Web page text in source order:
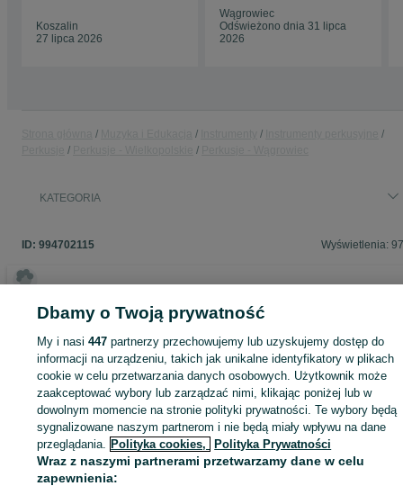
Koszalin
27 lipca 2026
Wągrowiec
Odświeżono dnia 31 lipca
2026
KATEGORIA
ID: 994702115 Wyświetlenia:
Zaloguj się lub załóż konto na OLX, aby skontaktować się z
sprzedającym
Zaloguj się / Załóż konto
Zadzwoń / SMS Wyślij wiadomość
Dbamy o Twoją prywatność
My i nasi447 partnerzy przechowujemy lub uzyskujemy dostęp do
informacji na urządzeniu, takich jak unikalne identyfikatory w plikach
cookie w celu przetwarzania danych osobowych. Użytkownik może
zaakceptować wybory lub zarządzać nimi, klikając poniżej lub w
dowolnym momencie na stronie polityki prywatności. Te wybory będą
sygnalizowane naszym partnerom i nie będą miały wpływu na dane
przeglądania. Polityka cookies, Polityka Prywatności
Wraz z naszymi partnerami przetwarzamy dane w celu
zapewnienia: